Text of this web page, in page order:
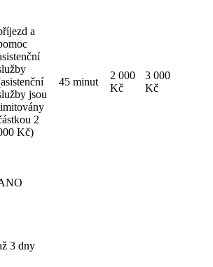
a
jsou
2
Kč)
45 minut
2 000
Kč
3 000
Kč
3 dny